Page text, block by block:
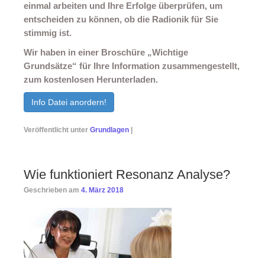
einmal arbeiten und Ihre Erfolge überprüfen, um
entscheiden zu können, ob die Radionik für Sie
stimmig ist.
Wir haben in einer Broschüre „Wichtige
Grundsätze“ für Ihre Information zusammengestellt,
zum kostenlosen Herunterladen.
Info Datei anordern!
Veröffentlicht unter Grundlagen
Wie funktioniert Resonanz Analyse?
Geschrieben am 4. März 2018